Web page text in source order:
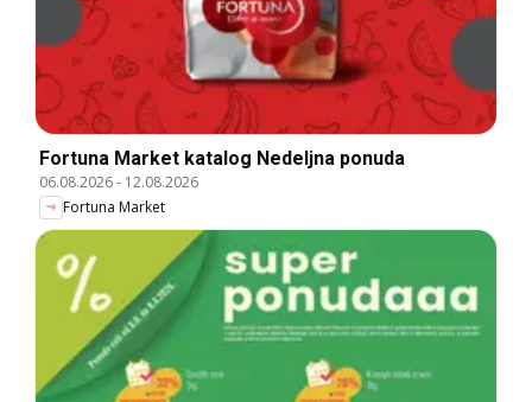
Fortuna Market katalog Nedeljna ponuda
06.08.2026- 12.08.2026
Fortuna Market